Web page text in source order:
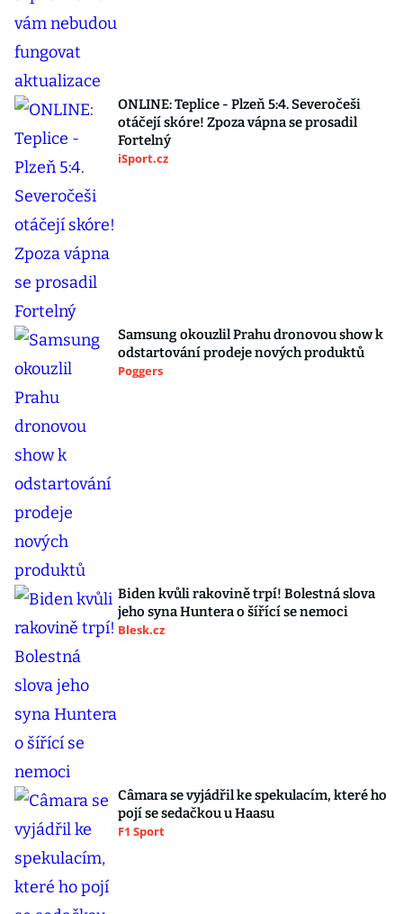
ONLINE: Teplice - Plzeň 5:4. Severočeši
otáčejí skóre! Zpoza vápna se prosadil
Fortelný
iSport.cz
Samsung okouzlil Prahu dronovou show k
odstartování prodeje nových produktů
Poggers
Biden kvůli rakovině trpí! Bolestná slova
jeho syna Huntera o šířící se nemoci
Blesk.cz
Câmara se vyjádřil ke spekulacím, které ho
pojí se sedačkou u Haasu
F1 Sport